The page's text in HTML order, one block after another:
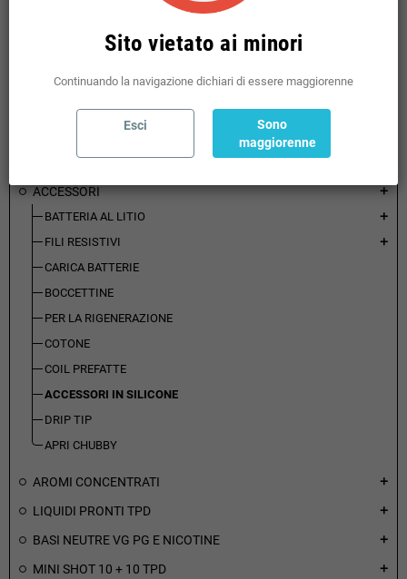
KIT COMPLETI
BOX MOD
RICAMBI ATOMIZZATORI
BOTTOM FEEDER
ACCESSORI add
BATTERIA AL LITIO add
FILI RESISTIVI add
CARICA BATTERIE
BOCCETTINE
PER LA RIGENERAZIONE
COTONE
COIL PREFATTE
ACCESSORI IN SILICONE
DRIP TIP
APRI CHUBBY
AROMI CONCENTRATI add
LIQUIDI PRONTI TPD add
BASI NEUTRE VG PG E NICOTINE add
MINI SHOT 10 + 10 TPD add
Sito vietato ai minori
Continuando la navigazione dichiari di essere maggiorenne
Esci
Sono
maggiorenne